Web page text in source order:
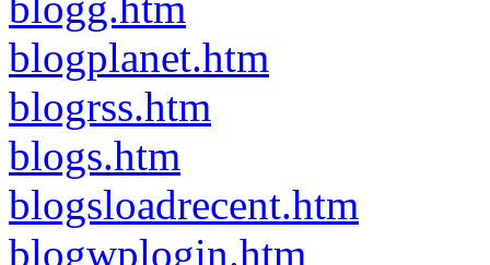
blogplanet.htm
blogrss.htm
blogs.htm
blogsloadrecent.htm
blogwplogin.htm